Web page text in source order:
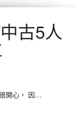
古5人
開心， 因…